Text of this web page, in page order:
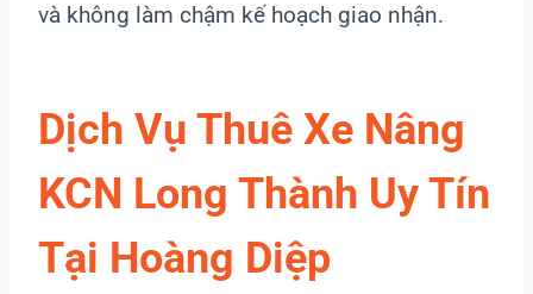
và không làm chậm kế hoạch giao nhận.
Dịch Vụ Thuê Xe Nâng
KCN Long Thành Uy Tín
Tại Hoàng Diệp